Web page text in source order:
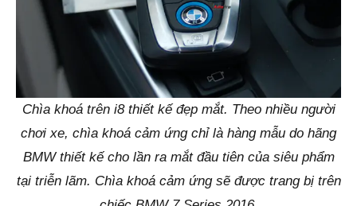
Chìa khoá trên i8 thiết kế đẹp mắt. Theo nhiều người
chơi xe, chìa khoá cảm ứng chỉ là hàng mẫu do hãng
BMW thiết kế cho lần ra mắt đầu tiên của siêu phẩm
tại triễn lãm. Chìa khoá cảm ứng sẽ được trang bị trên